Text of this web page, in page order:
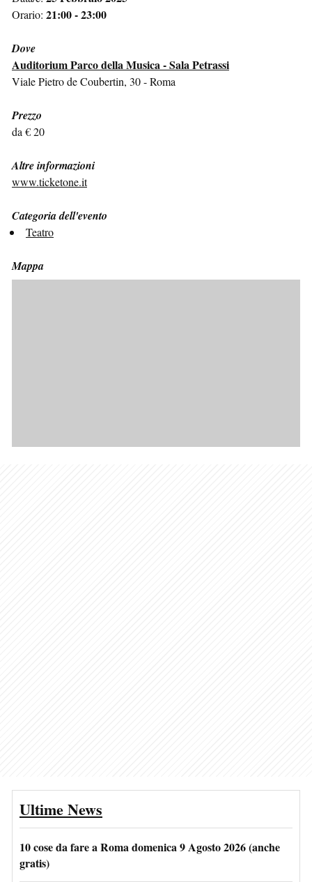
Orario: 21:00 - 23:00
Dove
Auditorium Parco della Musica - Sala Petrassi
Viale Pietro de Coubertin, 30 - Roma
Prezzo
da € 20
Altre informazioni
www.ticketone.it
Categoria dell'evento
Teatro
Mappa
Ultime News
10 cose da fare a Roma domenica 9 Agosto 2026 (anche
gratis)